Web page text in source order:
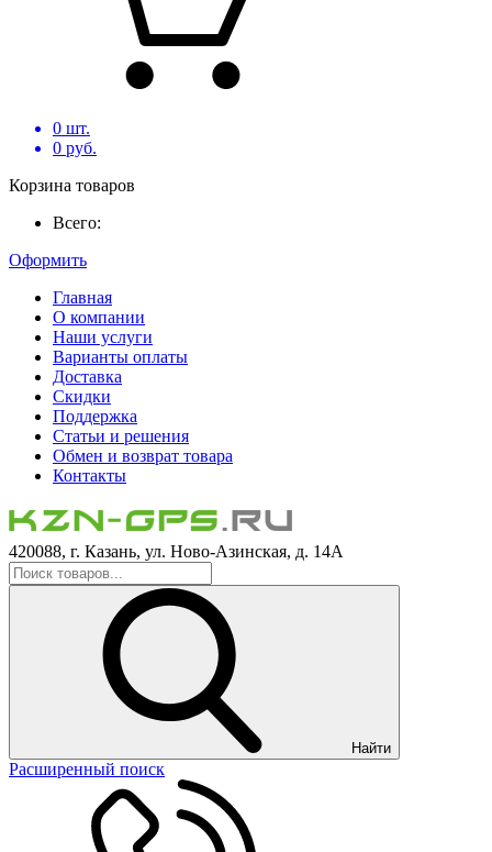
0 шт.
0 руб.
Корзина товаров
Всего:
Оформить
Главная
О компании
Наши услуги
Варианты оплаты
Доставка
Скидки
Поддержка
Статьи и решения
Обмен и возврат товара
Контакты
420088, г. Казань, ул. Ново-Азинская, д. 14А
Найти
Расширенный поиск